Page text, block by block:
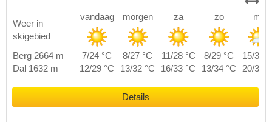
Weer in
skigebied
vandaag morgen za zo ma
Berg 2664 m 7/24 °C 8/27 °C 11/28 °C 8/29 °C
15/30
Dal 1632 m
12/29 °C 13/32 °C 16/33 °C 13/34 °C 20/35
Details